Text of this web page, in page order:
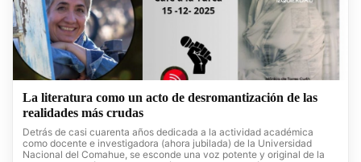
La literatura como un acto de desromantización de las
realidades más crudas
Detrás de casi cuarenta años dedicada a la actividad académica
como docente e investigadora (ahora jubilada) de la Universidad
Nacional del Comahue, se esconde una voz potente y original de la